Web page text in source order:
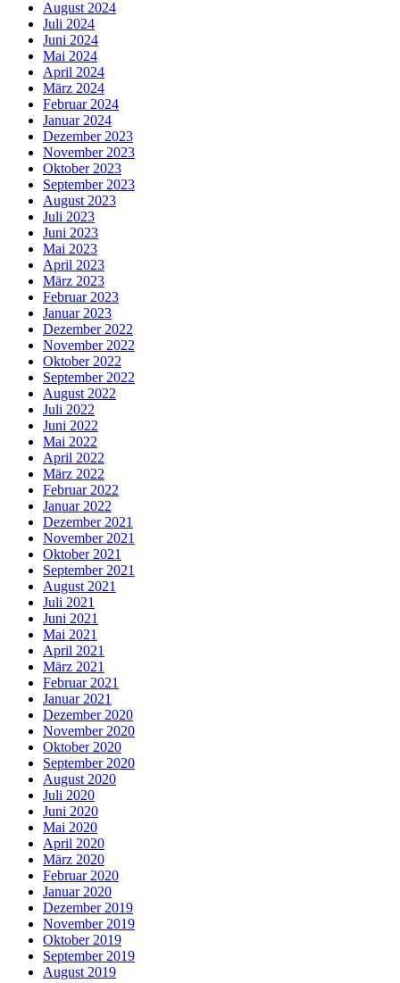
August 2024
Juli 2024
Juni 2024
Mai 2024
April 2024
März 2024
Februar 2024
Januar 2024
Dezember 2023
November 2023
Oktober 2023
September 2023
August 2023
Juli 2023
Juni 2023
Mai 2023
April 2023
März 2023
Februar 2023
Januar 2023
Dezember 2022
November 2022
Oktober 2022
September 2022
August 2022
Juli 2022
Juni 2022
Mai 2022
April 2022
März 2022
Februar 2022
Januar 2022
Dezember 2021
November 2021
Oktober 2021
September 2021
August 2021
Juli 2021
Juni 2021
Mai 2021
April 2021
März 2021
Februar 2021
Januar 2021
Dezember 2020
November 2020
Oktober 2020
September 2020
August 2020
Juli 2020
Juni 2020
Mai 2020
April 2020
März 2020
Februar 2020
Januar 2020
Dezember 2019
November 2019
Oktober 2019
September 2019
August 2019